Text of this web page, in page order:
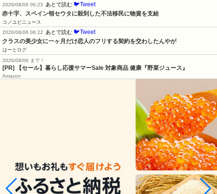
2026/08/06 06:23
あとで読む 🐦Tweet
赤十字、スペイン領セウタに殺到した不法移民に物資を支給
コノユビニュース
2026/08/06 06:22
あとで読む 🐦Tweet
クラスの美少女に一ヶ月だけ恋人のフリする契約を交わしたんやが
はーとログ
2026/08/06 まで！
[PR] 【セール】暮らし応援サマーSale 対象商品 健康『野菜ジュース』
Amazon